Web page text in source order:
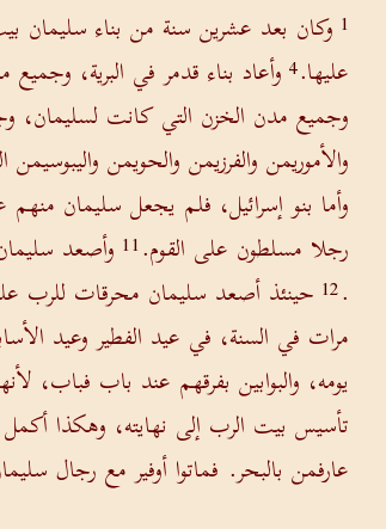
1 وكان بعد عشرين سنة من بناء سليمان
عليها.4 وأعاد بناء قدمر في البرية،
وجميع مدن الخزن التي كانت لسليمان،
والأموريمن والفرزيمن والحويمن
وأما بنو إسرائيل، فلم يجعل سليمان
رجلا مسلطون على القوم.11 وأصعد
.
12 حينئذ أصعد سليمان محرقات للرب
مرات في السنة، في عيد الفطير وعيد
يومه، والبوابين بفرقهم عند باب فباب،
تأسيس بيت الرب إلى نهايته، وهكذا
عارفمن بالبحر. فماتوا أوفير مع رجال